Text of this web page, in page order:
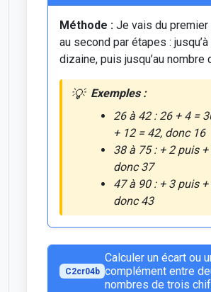
Méthode :Je vais du premier
au second par étapes : jusqu’à
dizaine, puis jusqu’au nombre
Exemples :
26 à 42 : 26 + 4 =
+ 12 = 42, donc 16
38 à 75 : + 2 puis +
donc 37
47 à 90 : + 3 puis +
donc 43
C2cr04b
Calculer un écart ou
complément entre
nombres de trois